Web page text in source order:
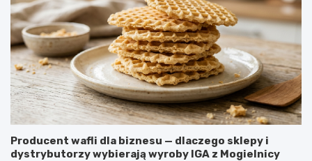
Producent wafli dla biznesu — dlaczego sklepy i
dystrybutorzy wybierają wyroby IGA z Mogielnicy